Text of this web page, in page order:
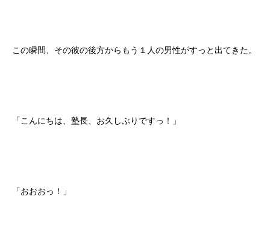
この瞬間、その彼の後方からもう１人の男性がすっと出てきた。
「こんにちは、塾長、お久しぶりですっ！」
「おおおっ！」